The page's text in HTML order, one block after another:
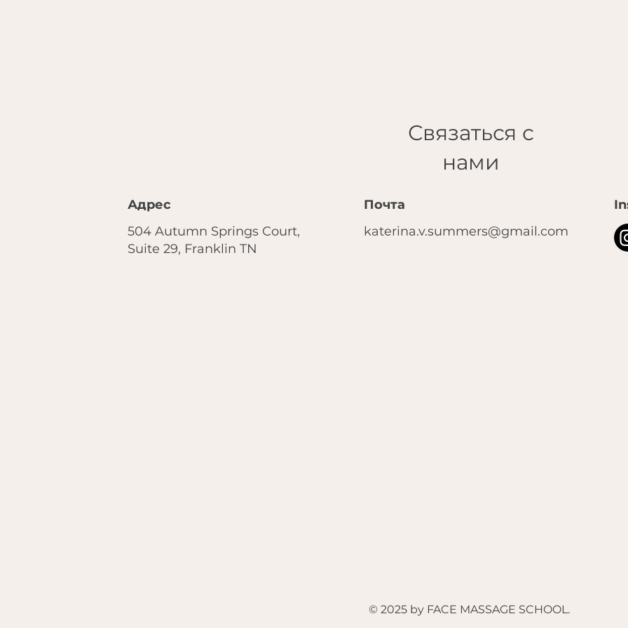
Связаться с
нами
Адрес
504 Autumn Springs Court,
Suite 29, Franklin TN
Почта
katerina.v.summers@gmail.com
© 2025 by FACE MASSAGE SCHOOL.